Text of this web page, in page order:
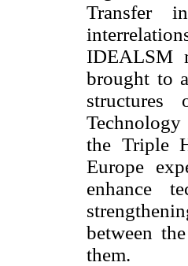
Transfer
IDEALSM
brought to
the Triple
Europe
enhance
between
them.